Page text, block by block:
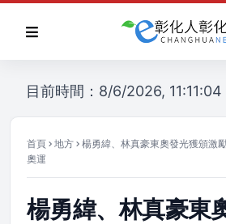
目前時間：8/6/2026, 11:11:04
首頁 地方
楊勇緯、林真豪東奧發光獲頒激
奧運
楊勇緯、林真豪東